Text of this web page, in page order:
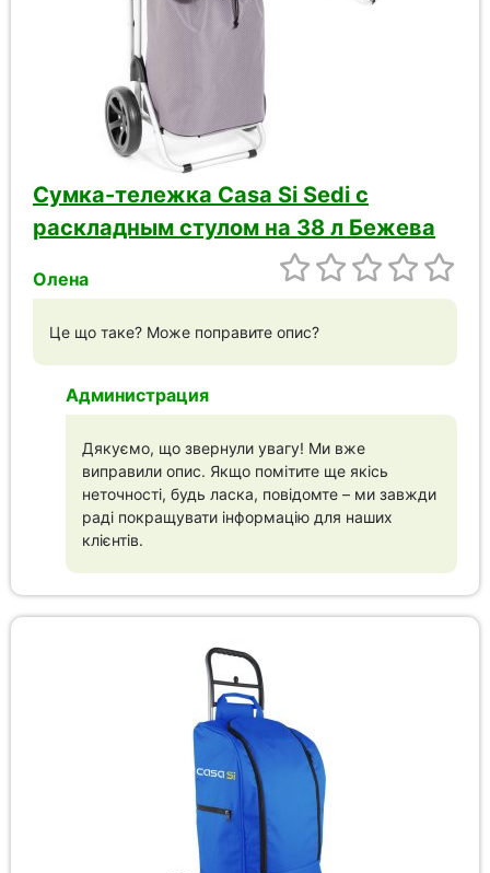
Сумка-тележка Casa Si Sedi с
раскладным стулом на 38 л Бежева
Олена
Це що таке? Може поправите опис?
Администрация
Дякуємо, що звернули увагу! Ми вже
виправили опис. Якщо помітите ще якісь
неточності, будь ласка, повідомте – ми завжди
раді покращувати інформацію для наших
клієнтів.